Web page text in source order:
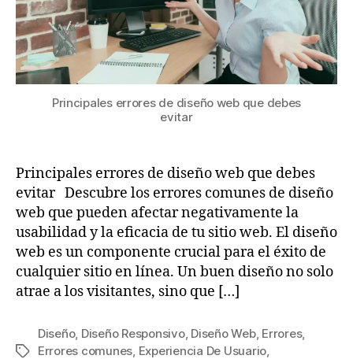
Principales errores de diseño web que debes
evitar
Principales errores de diseño web que debes
evitar Descubre los errores comunes de diseño
web que pueden afectar negativamente la
usabilidad y la eficacia de tu sitio web. El diseño
web es un componente crucial para el éxito de
cualquier sitio en línea. Un buen diseño no solo
atrae a los visitantes, sino que […]
Diseño, Diseño Responsivo, Diseño Web, Errores,
Errores comunes, Experiencia De Usuario,